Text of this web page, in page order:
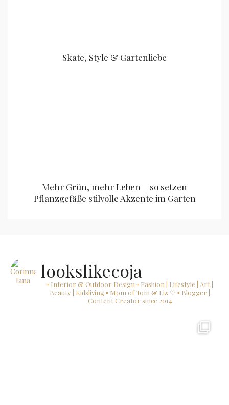
Skate, Style & Gartenliebe
Mehr Grün, mehr Leben – so setzen
Pflanzgefäße stilvolle Akzente im Garten
lookslikecoja
▫ Interior & Outdoor Design ▫ Fashion | Lifestyle | Art |
Beauty | Kidsliving▫ Mom of Tom & Liz ♡ ▫ Blogger |
Content Creator since 2014